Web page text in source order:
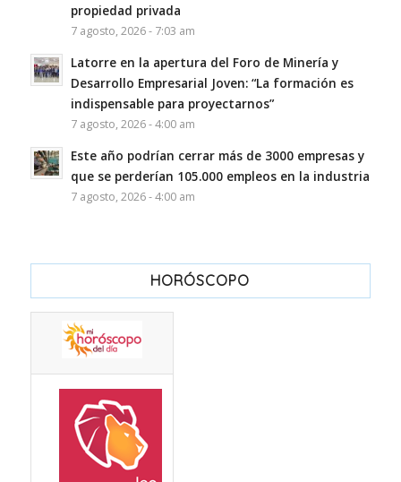
propiedad privada
7 agosto, 2026 - 7:03 am
Latorre en la apertura del Foro de Minería y
Desarrollo Empresarial Joven: “La formación es
indispensable para proyectarnos”
7 agosto, 2026 - 4:00 am
Este año podrían cerrar más de 3000 empresas y
que se perderían 105.000 empleos en la industria
7 agosto, 2026 - 4:00 am
HORÓSCOPO